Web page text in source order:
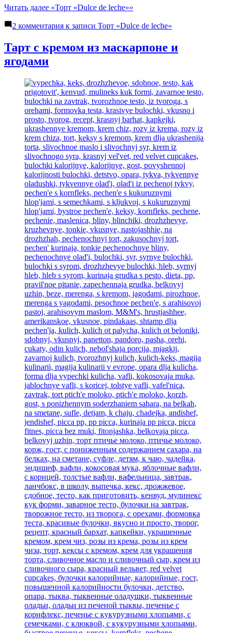
Читать далее «Торт «Dulce de leche»»
2 комментария к записи Торт «Dulce de leche»
Тарт с кремом из маскарпоне и
ягодами